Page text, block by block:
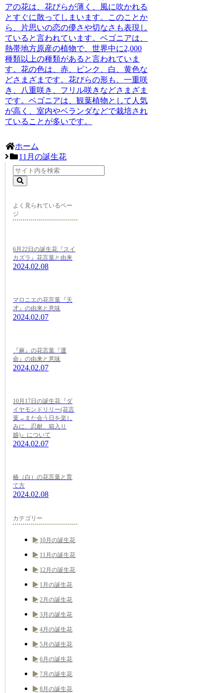
アの花は、花びらが薄く、風に吹かれる
とすぐに散ってしまいます。このことか
ら、片思いの恋の儚さや切なさも表現し
ていると言われています。ベゴニアは、
熱帯地方原産の植物で、世界中に2,000
種類以上の種類があると言われていま
す。花の色は、赤、ピンク、白、黄色な
どさまざまです。花びらの形も、一重咲
き、八重咲き、フリル咲きなどさまざま
です。ベゴニアは、観葉植物として人気
が高く、室内やベランダなどで栽培され
ていることが多いです。
ホーム
11月の誕生花
よく見られているペー
ジ
6月22日の誕生花『スイ
カズラ』花言葉と由来
2024.02.08
マロニエの花言葉『天
才』の由来と意味
2024.02.07
『麻』の花言葉『運
命』の由来と意味
2024.02.07
10月17日の誕生花『ダ
イヤモンドリリー(花言
葉→また会う日を楽し
みに、忍耐、箱入り
娘)』について
2024.02.07
椿（白）の花言葉と育
て方
2024.02.08
カテゴリー
10月の誕生花
11月の誕生花
12月の誕生花
1月の誕生花
2月の誕生花
3月の誕生花
4月の誕生花
5月の誕生花
6月の誕生花
7月の誕生花
8月の誕生花